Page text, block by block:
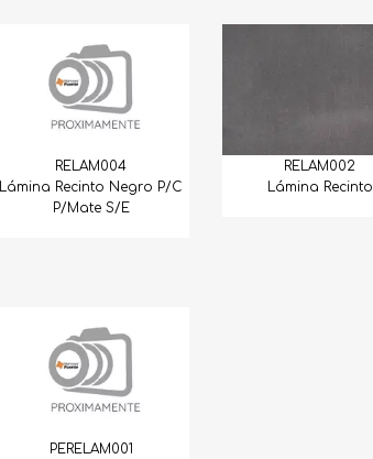
RELAM004
Lámina Recinto Negro P/C
P/Mate S/E
RELAM002
Lámina Recinto
PERELAM001